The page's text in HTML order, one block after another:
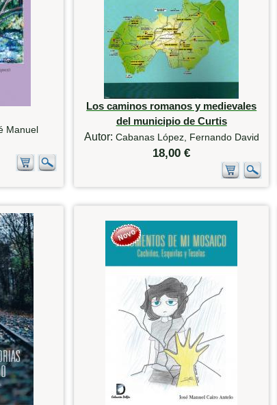
Manuel
Los caminos romanos y medievales
del municipio de Curtis
Autor: Cabanas López, Fernando David
18,00 €